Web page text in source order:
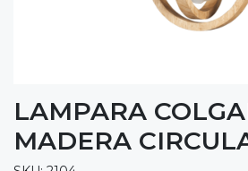
LAMPARA
MADERA